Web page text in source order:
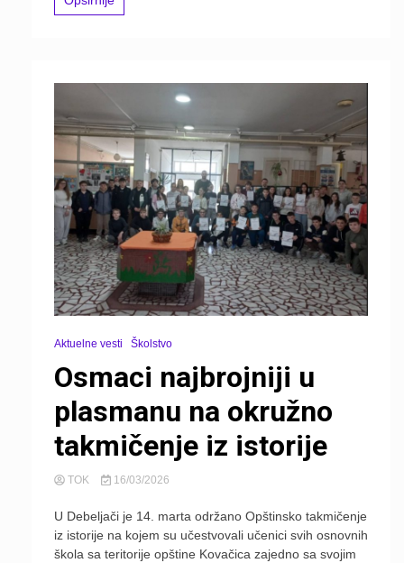
Aktuelne vesti Školstvo
Osmaci najbrojniji u
plasmanu na okružno
takmičenje iz istorije
TOK 16/03/2026
U Debeljači je 14. marta održano Opštinsko takmičenje
iz istorije na kojem su učestvovali učenici svih osnovnih
škola sa teritorije opštine Kovačica zajedno sa svojim